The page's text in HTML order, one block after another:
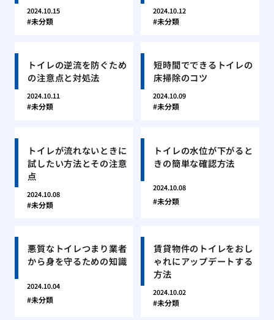
2024.10.15
未分類
2024.10.12
未分類
トイレの逆流を防ぐため
の注意点と対処法
2024.10.11
未分類
短時間でできるトイレの
床掃除のコツ
2024.10.09
未分類
トイレが流れないときに
試したい方法とその注意
点
2024.10.08
未分類
トイレの水位が下がると
きの簡単な確認方法
2024.10.08
未分類
悪質なトイレつまり業者
から身を守るための知識
2024.10.04
未分類
賃貸物件のトイレをおし
ゃれにアップデートする
方法
2024.10.02
未分類